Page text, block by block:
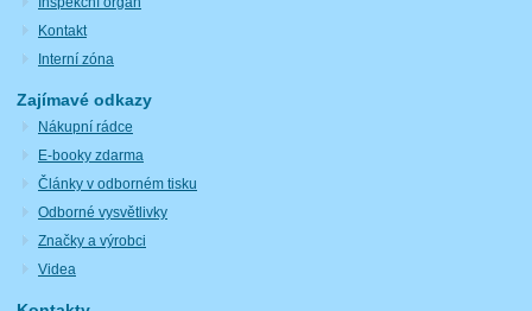
Kontakt
Interní zóna
Zajímavé odkazy
Nákupní rádce
E-booky zdarma
Články v odborném tisku
Odborné vysvětlivky
Značky a výrobci
Videa